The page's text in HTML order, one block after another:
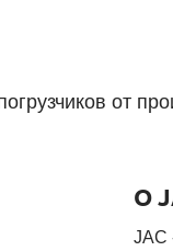
от
О
JAC